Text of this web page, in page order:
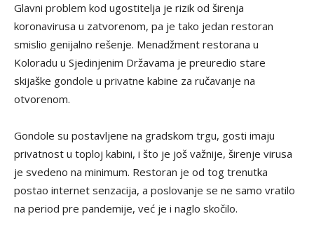
Glavni problem kod ugostitelja je rizik od širenja
koronavirusa u zatvorenom, pa je tako jedan restoran
smislio genijalno rešenje. Menadžment restorana u
Koloradu u Sjedinjenim Državama je preuredio stare
skijaške gondole u privatne kabine za ručavanje na
otvorenom.
Gondole su postavljene na gradskom trgu, gosti imaju
privatnost u toploj kabini, i što je još važnije, širenje virusa
je svedeno na minimum. Restoran je od tog trenutka
postao internet senzacija, a poslovanje se ne samo vratilo
na period pre pandemije, već je i naglo skočilo.